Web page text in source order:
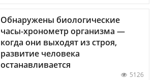
Обнаружены биологические
часы-хронометр организма —
когда они выходят из строя,
развитие человека
останавливается
5126